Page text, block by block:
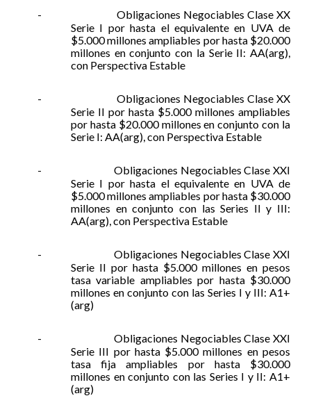
-
Obligaciones Negociables Clase XX
Serie I por hasta el equivalente en UVA de
$5.000 millones ampliables por hasta $20.000
millones en conjunto con la Serie II: AA(arg),
con Perspectiva Estable
-
Obligaciones Negociables Clase XX
Serie II por hasta $5.000 millones ampliables
por hasta $20.000 millones en conjunto con la
Serie I: AA(arg), con Perspectiva Estable
-
Obligaciones Negociables Clase XXI
Serie I por hasta el equivalente en UVA de
$5.000 millones ampliables por hasta $30.000
millones en conjunto con las Series II y III:
AA(arg), con Perspectiva Estable
-
Obligaciones Negociables Clase XXI
Serie II por hasta $5.000 millones en pesos
tasa variable ampliables por hasta $30.000
millones en conjunto con las Series I y III: A1+
(arg)
-
Obligaciones Negociables Clase XXI
Serie III por hasta $5.000 millones en pesos
tasa fija ampliables por hasta $30.000
millones en conjunto con las Series I y II: A1+
(arg)